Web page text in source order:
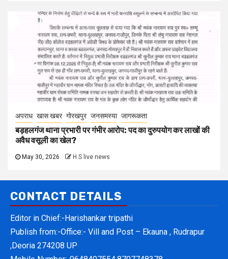
अपराध खास खबर गोरखपुर जनसमस्या जागरूकता
बड़हलगंज थाना प्रभारी पर गंभीर आरोप: पद का दुरुपयोग कर लाखों की
अवैध वसूली का खेल?
May 30, 2026 H S live news
CONTACT DETAILS
Editor in Chief:-Harishankar tripathi
Publish from:-Office:- Vill and Post – Ekauna , Rudrapur
,Deoria 274208 UP